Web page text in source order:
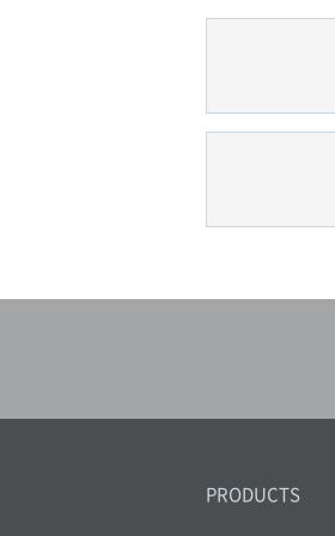
PRODUCTS